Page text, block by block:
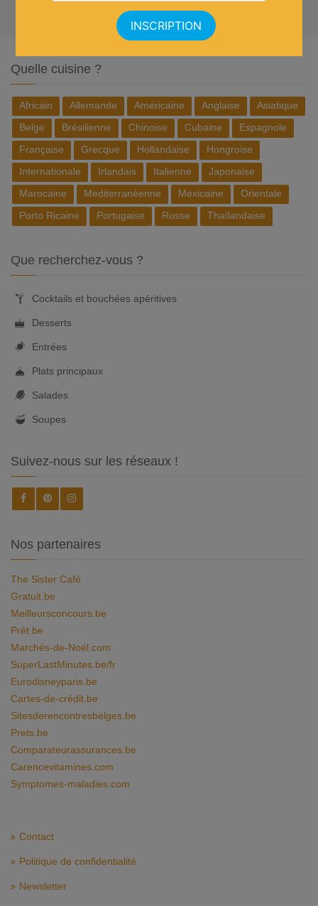
Quelle cuisine ?
Africain Allemande Américaine Anglaise
Asiatique
Belge
Brésilienne Chinoise Cubaine
Espagnole
Française
Grecque Hollandaise
Hongroise
Internationale
Irlandais Italienne
Japonaise
Marocaine
Mediterranéenne Mexicaine
Orientale
Porto Ricaine
Portugaise Russe Thaïlandaise
Que recherchez-vous ?
Cocktails et bouchées apéritives
Desserts
Entrées
Plats principaux
Salades
Soupes
Suivez-nous sur les réseaux !
Nos partenaires
The Sister Café
Gratuit.be
Meilleursconcours.be
Prêt.be
Marchés-de-Noël.com
SuperLastMinutes.be/fr
Eurodisneyparis.be
Cartes-de-crédit.be
Sitesderencontresbelges.be
Prets.be
Comparateurassurances.be
Carencevitamines.com
Symptomes-maladies.com
Contact
Politique de confidentialité
Newsletter